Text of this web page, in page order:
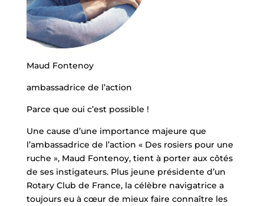
Maud Fontenoy
ambassadrice de l’action
Parce que oui c’est possible !
Une cause d’une importance majeure que
l’ambassadrice de l’action « Des rosiers pour une
ruche », Maud Fontenoy, tient à porter aux côtés
de ses instigateurs. Plus jeune présidente d’un
Rotary Club de France, la célèbre navigatrice a
toujours eu à cœur de mieux faire connaître les